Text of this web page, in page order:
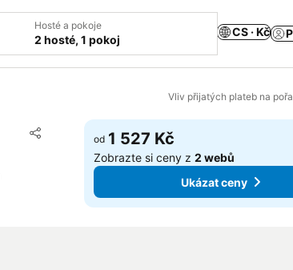
Hosté a pokoje
2 hosté, 1 pokoj
CS · Kč
Vliv přijatých plateb na
Sdílet
Přidat na seznam oblíbených hotelů
od 1 527 Kč
Zobrazte si ceny z2 webů
Ukázat ceny